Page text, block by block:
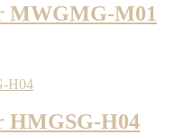
MWGMG-M01
HMGSG-H04